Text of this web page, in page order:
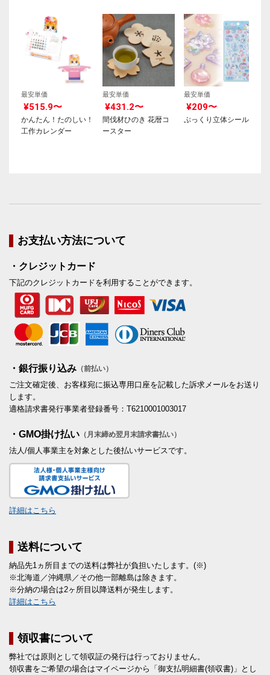
最安単価
¥515.9〜
かんたん！たのしい！
工作カレンダー
最安単価
¥431.2〜
間伐材ひのき 花暦コ
ースター
最安単価
¥209〜
ぷっくり立体シール
お支払い方法について
・クレジットカード
下記のクレジットカードを利用することができます。
・銀行振り込み （前払い）
ご注文確定後、お客様宛に振込専用口座を記載した訴求メールをお送り
します。
適格請求書発行事業者登録番号：T6210001003017
・GMO掛け払い （月末締め翌月末請求書払い）
法人/個人事業主を対象とした後払いサービスです。
詳細はこちら
送料について
納品先1ヵ所目までの送料は弊社が負担いたします。(※)
※北海道／沖縄県／その他一部離島は除きます。
※分納の場合は2ヶ所目以降送料が発生します。
詳細はこちら
領収書について
弊社では原則として領収証の発行は行っておりません。
領収書をご希望の場合はマイページから「御支払明細書(領収書)」とし